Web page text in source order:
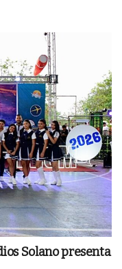
Solano presenta